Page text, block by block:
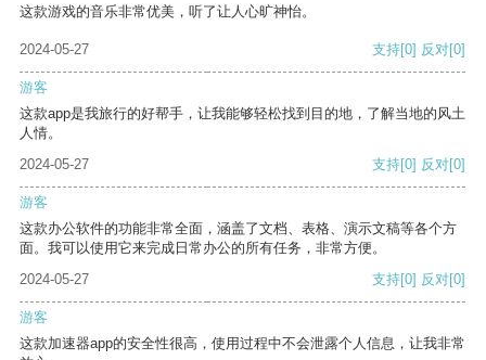
这款游戏的音乐非常优美，听了让人心旷神怡。
2024-05-27 支持[0] 反对[0]
游客
这款app是我旅行的好帮手，让我能够轻松找到目的地，了解当地的风土
人情。
2024-05-27
支持[0] 反对[0]
游客
这款办公软件的功能非常全面，涵盖了文档、表格、演示文稿等各个方
面。我可以使用它来完成日常办公的所有任务，非常方便。
2024-05-27
支持[0] 反对[0]
游客
这款加速器app的安全性很高，使用过程中不会泄露个人信息，让我非常